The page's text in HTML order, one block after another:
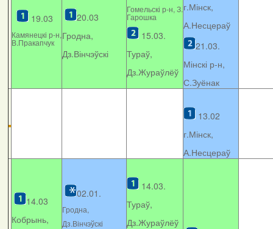
19.03
Камянецкі р-н,
В.Пракапчук
20.03
Гродна,
Дз.Вінчэўскі
Гомельскі р-н, З.
Гарошка
15.03.
Тураў,
Дз.Жураўлёў
г.Мінск,
А.Несцераў
21.03.
Мінскі р-н,
С.Зуёнак
13.02
г.Мінск,
А.Несцераў
14.03
Кобрынь,
02.01.
Гродна,
Дз.Вінчэўскі
14.03.
Тураў,
Дз.Жураўлёў